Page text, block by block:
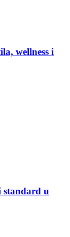
wellness i
standard u